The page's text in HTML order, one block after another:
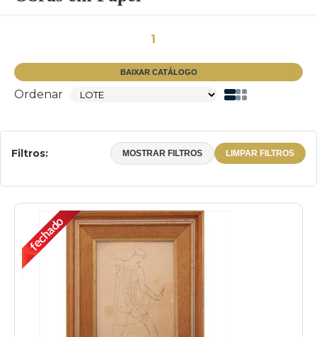
1
BAIXAR CATÁLOGO
Ordenar
Filtros: MOSTRAR FILTROS LIMPAR FILTROS